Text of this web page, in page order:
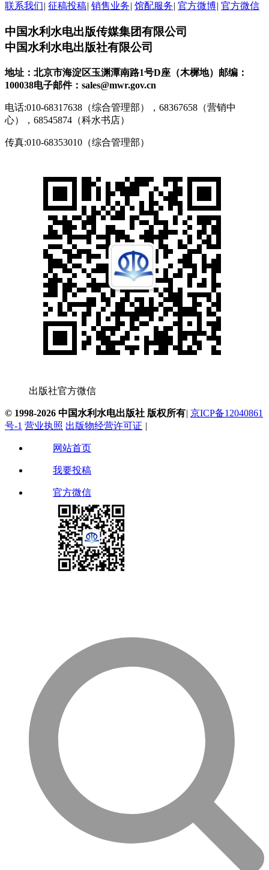
联系我们| 征稿投稿| 销售业务| 馆配服务| 官方微博| 官方微信
中国水利水电出版传媒集团有限公司
中国水利水电出版社有限公司
地址：北京市海淀区玉渊潭南路1号D座（木樨地） 邮编：
100038电子邮件：sales@mwr.gov.cn
电话:010-68317638（综合管理部），68367658（营销中
心），68545874（科水书店）
传真:010-68353010（综合管理部）
出版社官方微信
© 1998-2026 中国水利水电出版社 版权所有| 京ICP备12040861
号-1 营业执照 出版物经营许可证 |
网站首页
我要投稿
官方微信